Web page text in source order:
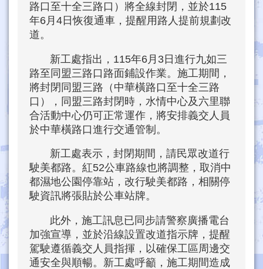
路口至十全三路口）將全線封閉，並於115
年6月4日恢復通車，提醒用路人提前規劃改
道。
新工處指出，115年6月3日進行九如三
路至同盟三路口路面鋪設作業。施工期間，
將封閉同盟三路（中華橫路口至十全三路
口），同盟三路封閉時，水情中心及六里聯
合活動中心仍可正常運作，將安排義交人員
於中華橫路口進行交通管制。
新工處表示，封閉期間，請民眾改道行
駛美都路。紅52公車路線也將調整，取消中
都濕地公園停靠站，改行駛美都路，相關停
駛資訊將張貼於公車站牌。
此外，施工訊息已同步請警察廣播電台
加強宣導，並於沿線設置改道指示牌，提醒
駕駛遵循義交人員指揮，以確保工區周邊交
通安全與順暢。新工處呼籲，施工期間造成